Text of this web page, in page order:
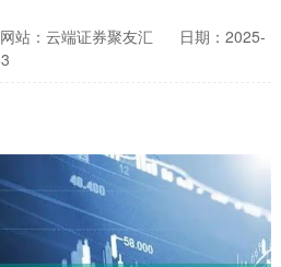
网站：云端证券聚友汇
日期：2025-